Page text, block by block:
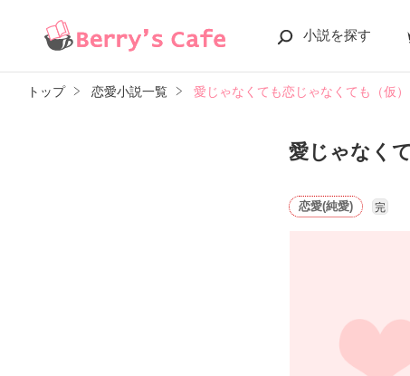
小説を探す
トップ 恋愛小説一覧 愛じゃなくても恋じゃなくても（仮
愛じゃなく
恋愛(純愛) 完